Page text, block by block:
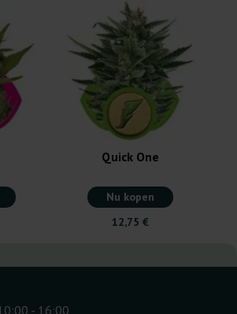
Quick One
Nu kopen
12,75 €
- 16:00